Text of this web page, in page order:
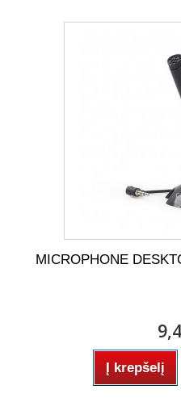
MICROPHONE
Į krepšelį